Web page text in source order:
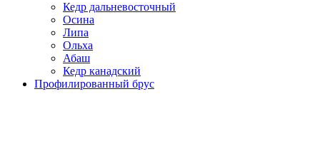
Кедр дальневосточный
Осина
Липа
Ольха
Абаш
Кедр канадский
Профилированный брус